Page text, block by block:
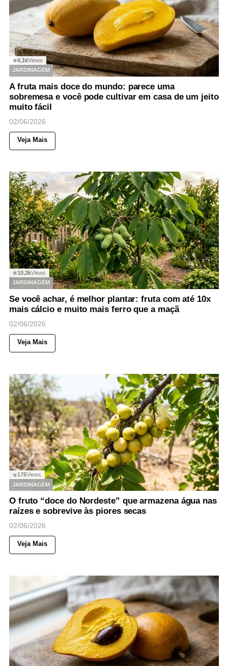
◉6,1kViews
JARDINAGEM
A fruta mais doce do mundo: parece uma
sobremesa e você pode cultivar em casa de um jeito
muito fácil
02/06/2026
Veja Mais
◉10,3kViews
JARDINAGEM
Se você achar, é melhor plantar: fruta com até 10x
mais cálcio e muito mais ferro que a maçã
02/06/2026
Veja Mais
◉175Views
JARDINAGEM
O fruto “doce do Nordeste” que armazena água nas
raízes e sobrevive às piores secas
02/06/2026
Veja Mais